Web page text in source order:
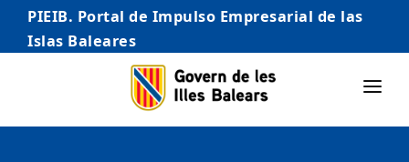
PIEIB. Portal de Impulso Empresarial de las
Islas Baleares
INICIO